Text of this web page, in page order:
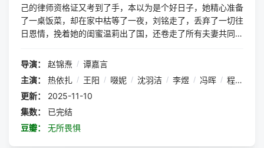
己的律师资格证又考到了手，本以为是个好日子，她精心准备
了一桌饭菜，却在家中枯等了一夜，刘铭走了，丢弃了一切往
日恩情，挽着她的闺蜜温莉出了国，还卷走了所有夫妻共同财
像一块重石，顷刻间将罗英子美好的生活砸得粉碎，她紧紧拽
所，成为一名新人律师，在阻碍重重的道路上勇敢前行。
导演： 赵锦焘 / 谭嘉言
主演：
热依扎 / 王阳 / 啜妮 / 沈羽洁 / 李煜 / 冯晖 / 程梓
更新：
2025-11-10
集数：
已完结
豆瓣：
无所畏惧